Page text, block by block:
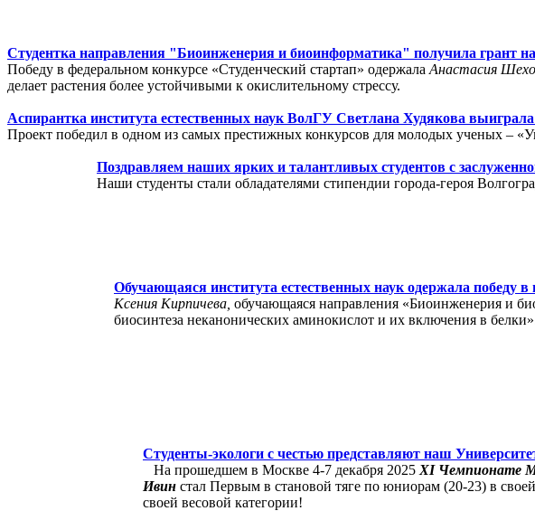
Студентка направления "Биоинженерия и биоинформатика" получила грант
Победу в федеральном конкурсе «Студенческий стартап» одержала Анастасия
делает растения более устойчивыми к окислительному стрессу.
Аспирантка института естественных наук ВолГУ Светлана Худякова
Проект победил в одном из самых престижных конкурсов для молодых ученых –
Поздравляем наших ярких и талантливых студентов с
Наши студенты стали обладателями стипендии города-героя
Обучающаяся института естественных наук одержала победу
Ксения Кирпичева, обучающаяся направления «Биоинженерия и
биосинтеза неканонических аминокислот и их включения в
Студенты-экологи с честью представляют наш
На прошедшем в Москве 4-7 декабря 2025 XI Чемпионате
Ивин стал Первым в становой тяге по юниорам (20-23) в
своей весовой категории!